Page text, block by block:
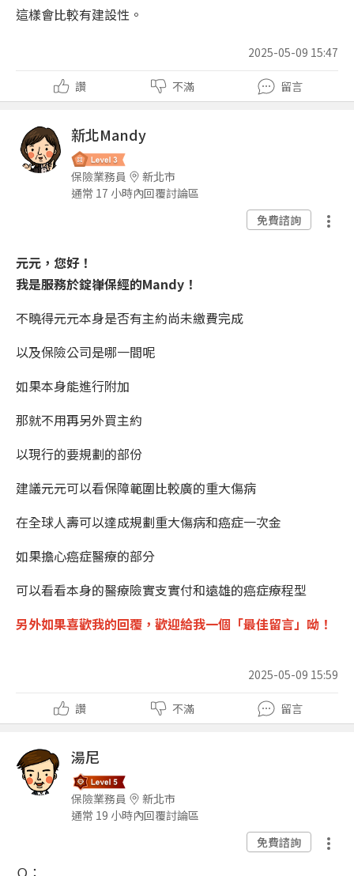
這樣會比較有建設性。
2025-05-09 15:47
讚 不滿 留言
新北Mandy
保險業務員
新北市
通常 17 小時內回覆討論區
免費諮詢
元元，您好！
我是服務於錠嵂保經的Mandy！
不曉得元元本身是否有主約尚未繳費完成
以及保險公司是哪一間呢
如果本身能進行附加
那就不用再另外買主約
以現行的要規劃的部份
建議元元可以看保障範圍比較廣的重大傷病
在全球人壽可以達成規劃重大傷病和癌症一次金
如果擔心癌症醫療的部分
可以看看本身的醫療險實支實付和遠雄的癌症療程型
另外如果喜歡我的回覆， 歡迎給我一個「最佳留言」呦！
2025-05-09 15:59
讚 不滿 留言
湯尼
保險業務員
新北市
通常 19 小時內回覆討論區
免費諮詢
Ｑ：